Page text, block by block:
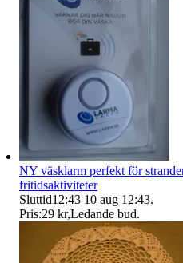
NY väsklarm perfekt för
fritidsaktiviteter
Sluttid12:43 10 aug 12:43.
Pris:29 kr,Ledande bud.